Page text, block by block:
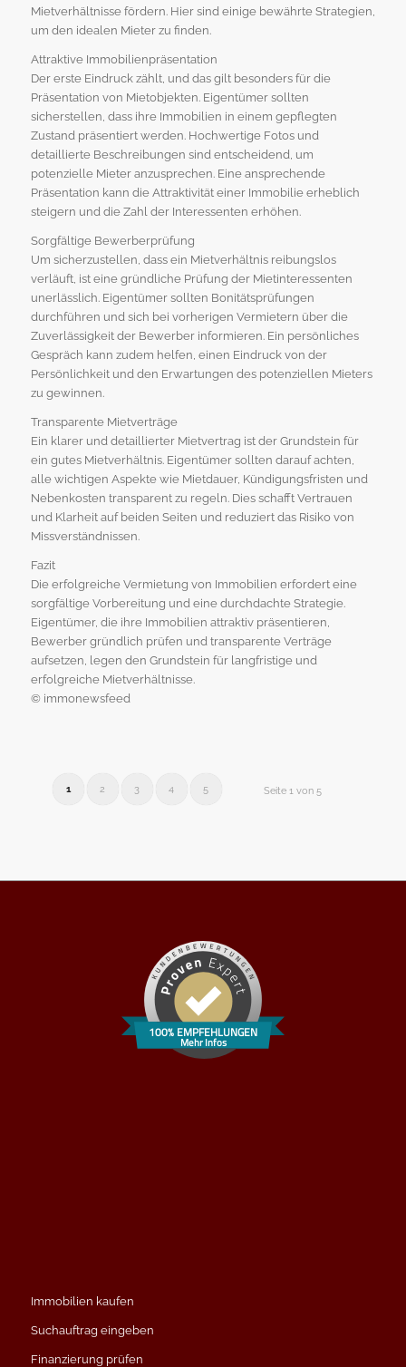
Mietverhältnisse fördern. Hier sind einige bewährte Strategien,
um den idealen Mieter zu finden.
Attraktive Immobilienpräsentation
Der erste Eindruck zählt, und das gilt besonders für die
Präsentation von Mietobjekten. Eigentümer sollten
sicherstellen, dass ihre Immobilien in einem gepflegten
Zustand präsentiert werden. Hochwertige Fotos und
detaillierte Beschreibungen sind entscheidend, um
potenzielle Mieter anzusprechen. Eine ansprechende
Präsentation kann die Attraktivität einer Immobilie erheblich
steigern und die Zahl der Interessenten erhöhen.
Sorgfältige Bewerberprüfung
Um sicherzustellen, dass ein Mietverhältnis reibungslos
verläuft, ist eine gründliche Prüfung der Mietinteressenten
unerlässlich. Eigentümer sollten Bonitätsprüfungen
durchführen und sich bei vorherigen Vermietern über die
Zuverlässigkeit der Bewerber informieren. Ein persönliches
Gespräch kann zudem helfen, einen Eindruck von der
Persönlichkeit und den Erwartungen des potenziellen Mieters
zu gewinnen.
Transparente Mietverträge
Ein klarer und detaillierter Mietvertrag ist der Grundstein für
ein gutes Mietverhältnis. Eigentümer sollten darauf achten,
alle wichtigen Aspekte wie Mietdauer, Kündigungsfristen und
Nebenkosten transparent zu regeln. Dies schafft Vertrauen
und Klarheit auf beiden Seiten und reduziert das Risiko von
Missverständnissen.
Fazit
Die erfolgreiche Vermietung von Immobilien erfordert eine
sorgfältige Vorbereitung und eine durchdachte Strategie.
Eigentümer, die ihre Immobilien attraktiv präsentieren,
Bewerber gründlich prüfen und transparente Verträge
aufsetzen, legen den Grundstein für langfristige und
erfolgreiche Mietverhältnisse.
© immonewsfeed
Seite 1 von 5
1 2 3 4 5
100% EMPFEHLUNGEN
Mehr Infos
Immobilien kaufen
Suchauftrag eingeben
Finanzierung prüfen